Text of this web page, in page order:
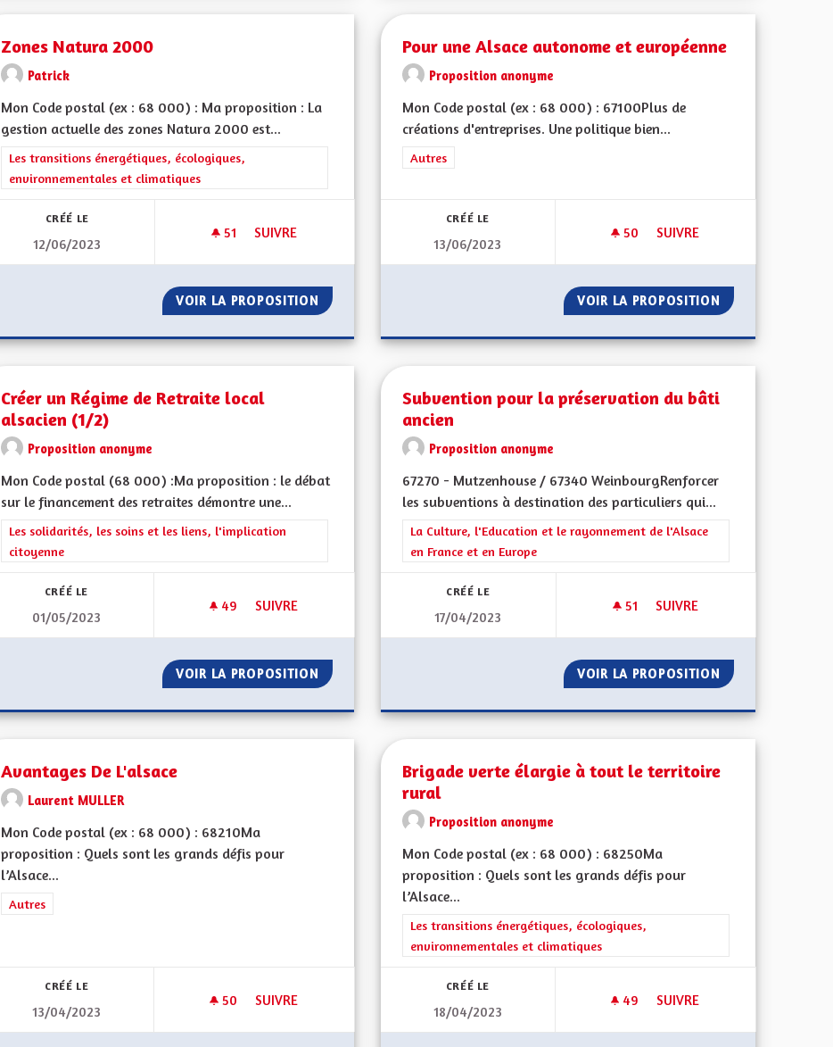
Zones Natura 2000
Patrick
Mon Code postal (ex : 68 000) : Ma proposition : La
gestion actuelle des zones Natura 2000 est...
Filtrer les résultats de la catégorie : Les transitions énergétiques, écologiques, environnementales et climatiques
Les transitions énergétiques, écologiques,
environnementales et climatiques
CRÉÉ LE
12/06/2023
51 51 ABONNÉS
SUIVRE
VOIR LA PROPOSITION ZONES NATURA 2000
Pour une Alsace autonome et européenne
Proposition anonyme
Mon Code postal (ex : 68 000) : 67100Plus de
créations d'entreprises. Une politique bien...
Filtrer les résultats de la catégorie : Autres
Autres
CRÉÉ LE
13/06/2023
50 50 ABONNÉS
SUIVRE
VOIR LA PROPOSITION POUR UNE
Créer un Régime de Retraite local
alsacien (1/2)
Proposition anonyme
Mon Code postal (68 000) :Ma proposition : le débat
sur le financement des retraites démontre une...
Filtrer les résultats de la catégorie : Les solidarités, les soins et les liens, l'implication citoyenne
Les solidarités, les soins et les liens, l'implication
citoyenne
CRÉÉ LE
01/05/2023
49 49 ABONNÉS
SUIVRE
CRÉER UN RÉGIME DE RETRAITE LOCAL ALSACIEN (1/2)
VOIR LA PROPOSITION CRÉER UN RÉGIME DE RETRAITE LOCAL ALSACIEN (1/2)
Subvention pour la préservation du bâti
ancien
Proposition anonyme
67270 - Mutzenhouse / 67340 WeinbourgRenforcer
les subventions à destination des particuliers qui...
Filtrer les résultats de la catégorie : La Culture, l'Education et le
La Culture, l'Education et le rayonnement de l'Alsace
en France et en Europe
CRÉÉ LE
17/04/2023
51 51 ABONNÉS
SUIVRE
VOIR LA PROPOSITION SUBVENTION
Avantages De L'alsace
Laurent MULLER
Mon Code postal (ex : 68 000) : 68210Ma
proposition : Quels sont les grands défis pour
l’Alsace...
Filtrer les résultats de la catégorie : Autres
Autres
CRÉÉ LE
13/04/2023
50 50 ABONNÉS
SUIVRE
Brigade verte élargie à tout le territoire
rural
Proposition anonyme
Mon Code postal (ex : 68 000) : 68250Ma
proposition : Quels sont les grands défis pour
l’Alsace...
Filtrer les résultats de la catégorie : Les transitions énergétiques,
Les transitions énergétiques, écologiques,
environnementales et climatiques
CRÉÉ LE
18/04/2023
49 49 ABONNÉS
SUIVRE